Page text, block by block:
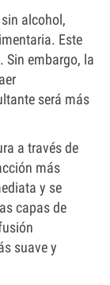
alcohol,
Este
Sin embargo, la
será más
a través de
más
y se
capas de
suave y